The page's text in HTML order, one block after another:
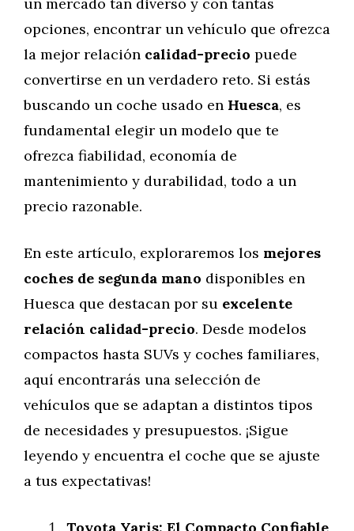
opciones, encontrar un vehículo que ofrezca
la mejor relación calidad-precio puede
convertirse en un verdadero reto. Si estás
buscando un coche usado en Huesca, es
fundamental elegir un modelo que te
ofrezca fiabilidad, economía de
mantenimiento y durabilidad, todo a un
precio razonable.
En este artículo, exploraremos los mejores
coches de segunda mano disponibles en
Huesca que destacan por su excelente
relación calidad-precio. Desde modelos
compactos hasta SUVs y coches familiares,
aquí encontrarás una selección de
vehículos que se adaptan a distintos tipos
de necesidades y presupuestos. ¡Sigue
leyendo y encuentra el coche que se ajuste
a tus expectativas!